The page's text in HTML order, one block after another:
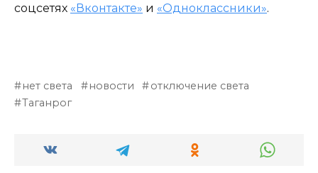
соцсетях «Вконтакте» и «Одноклассники».
нет света новости
отключение света
Таганрог